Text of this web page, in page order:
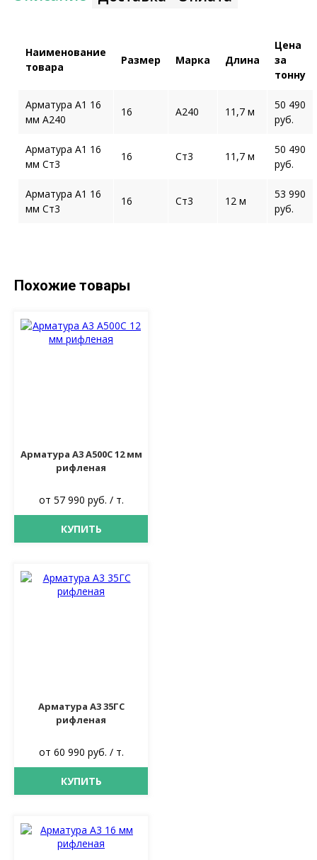
Наименование
товара
Размер Марка Длина
Цена
за
тонну
Арматура А1 16
мм А240
16 А240 11,7 м
50 490
руб.
Арматура А1 16
мм Ст3
16 Ст3 11,7 м
50 490
руб.
Арматура А1 16
мм Ст3
16 Ст3 12 м
53 990
руб.
Похожие товары
Арматура А3 А500С 12 мм
рифленая
от 57 990 руб. / т.
КУПИТЬ
Арматура А3 35ГС
рифленая
от 60 990 руб. / т.
КУПИТЬ